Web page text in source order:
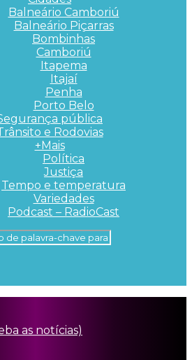
Balneário Camboriú
Balneário Piçarras
Bombinhas
Camboriú
Itapema
Itajaí
Penha
Porto Belo
pública
e Rodovias
+Mais
Política
Justiça
Tempo e temperatura
Variedades
Podcast – RadioCast
as notícias)